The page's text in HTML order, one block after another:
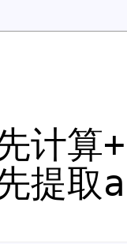
计算
提取